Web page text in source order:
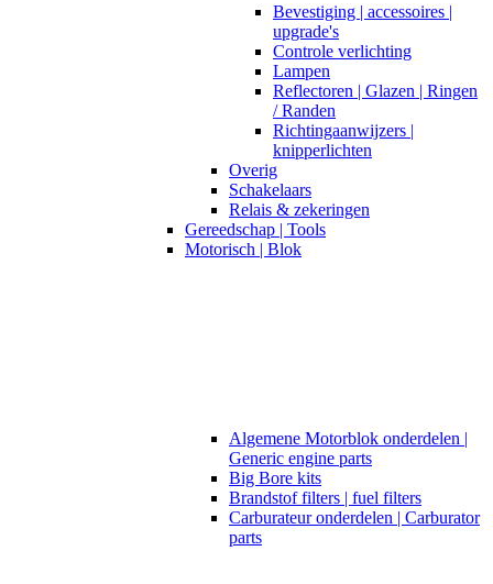
Bevestiging | accessoires |
upgrade's
Controle verlichting
Lampen
Reflectoren | Glazen | Ringen
/ Randen
Richtingaanwijzers |
knipperlichten
Overig
Schakelaars
Relais & zekeringen
Gereedschap | Tools
Motorisch | Blok
Algemene Motorblok onderdelen |
Generic engine parts
Big Bore kits
Brandstof filters | fuel filters
Carburateur onderdelen | Carburator
parts